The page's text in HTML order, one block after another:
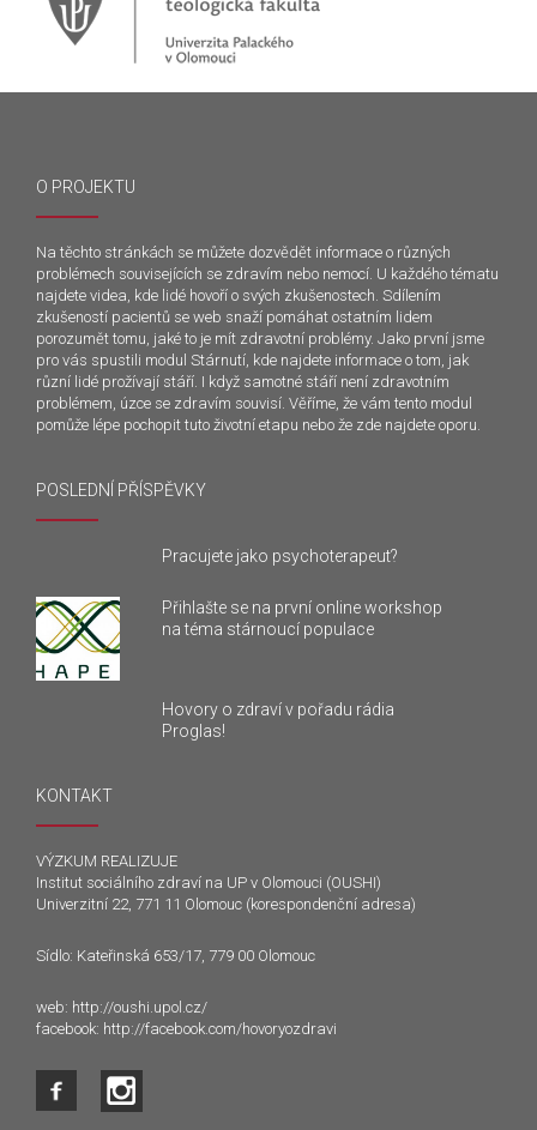
O PROJEKTU
Na těchto stránkách se můžete dozvědět informace o různých
problémech souvisejících se zdravím nebo nemocí. U každého tématu
najdete videa, kde lidé hovoří o svých zkušenostech. Sdílením
zkušeností pacientů se web snaží pomáhat ostatním lidem
porozumět tomu, jaké to je mít zdravotní problémy. Jako první jsme
pro vás spustili modul Stárnutí, kde najdete informace o tom, jak
různí lidé prožívají stáří. I když samotné stáří není zdravotním
problémem, úzce se zdravím souvisí. Věříme, že vám tento modul
pomůže lépe pochopit tuto životní etapu nebo že zde najdete oporu.
POSLEDNÍ PŘÍSPĚVKY
Pracujete jako psychoterapeut?
Přihlašte se na první online workshop
na téma stárnoucí populace
Hovory o zdraví v pořadu rádia
Proglas!
KONTAKT
VÝZKUM REALIZUJE
Institut sociálního zdraví na UP v Olomouci (OUSHI)
Univerzitní 22, 771 11 Olomouc (korespondenční adresa)
Sídlo: Kateřinská 653/17, 779 00 Olomouc
web: http://oushi.upol.cz/
facebook: http://facebook.com/hovoryozdravi